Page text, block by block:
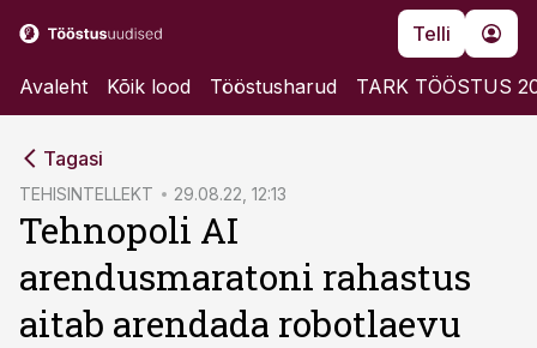
Telli
Avaleht Kõik lood Tööstusharud TARK TÖÖSTUS
Tagasi
TEHISINTELLEKT 29.08.22, 12:13
Tehnopoli AI
arendusmaratoni rahastus
aitab arendada robotlaevu